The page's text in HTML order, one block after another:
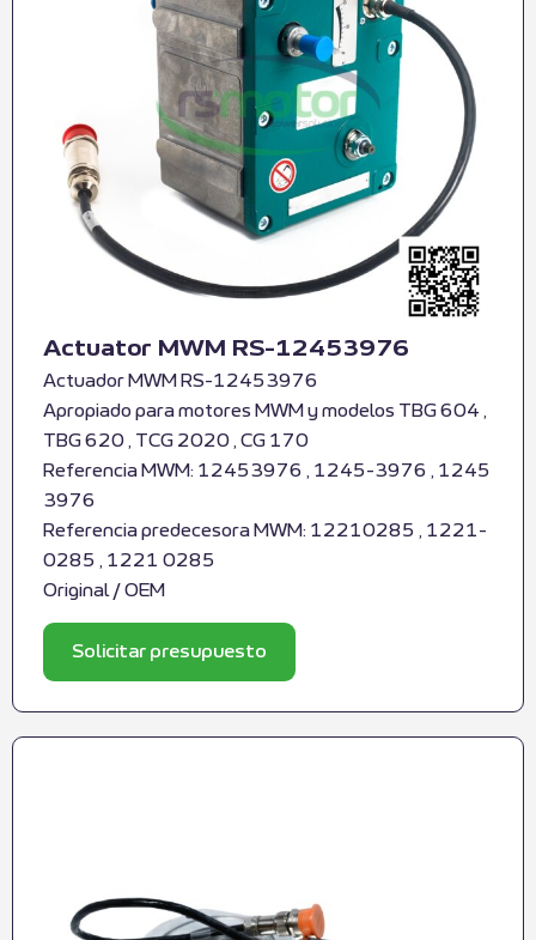
Actuator MWM RS-12453976
Actuador MWM RS-12453976
Apropiado para motores MWM y modelos TBG 604 ,
TBG 620 , TCG 2020 , CG 170
Referencia MWM: 12453976 , 1245-3976 , 1245
3976
Referencia predecesora MWM: 12210285 , 1221-
0285 , 1221 0285
Original / OEM
Solicitar presupuesto